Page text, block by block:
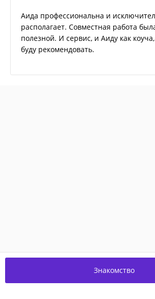
Аида профессиональна и
располагает. Совместная работа
полезной. И сервис, и Аиду как
буду рекомендовать.
Знакомство